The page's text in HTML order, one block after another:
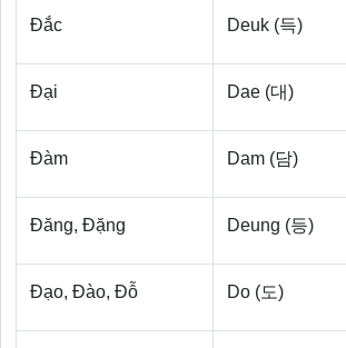
Đắc Deuk (득)
Đại Dae (대)
Đàm Dam (담)
Đăng, Đặng Deung (등)
Đạo, Đào, Đỗ Do (도)